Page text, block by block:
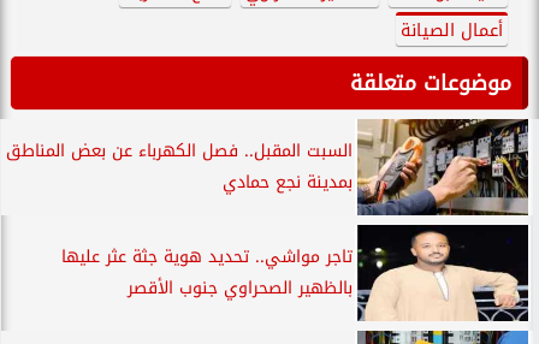
أعمال الصيانة
موضوعات متعلقة
السبت المقبل.. فصل الكهرباء عن بعض المناطق
بمدينة نجع حمادي
تاجر مواشي.. تحديد هوية جثة عثر عليها
بالظهير الصحراوي جنوب الأقصر